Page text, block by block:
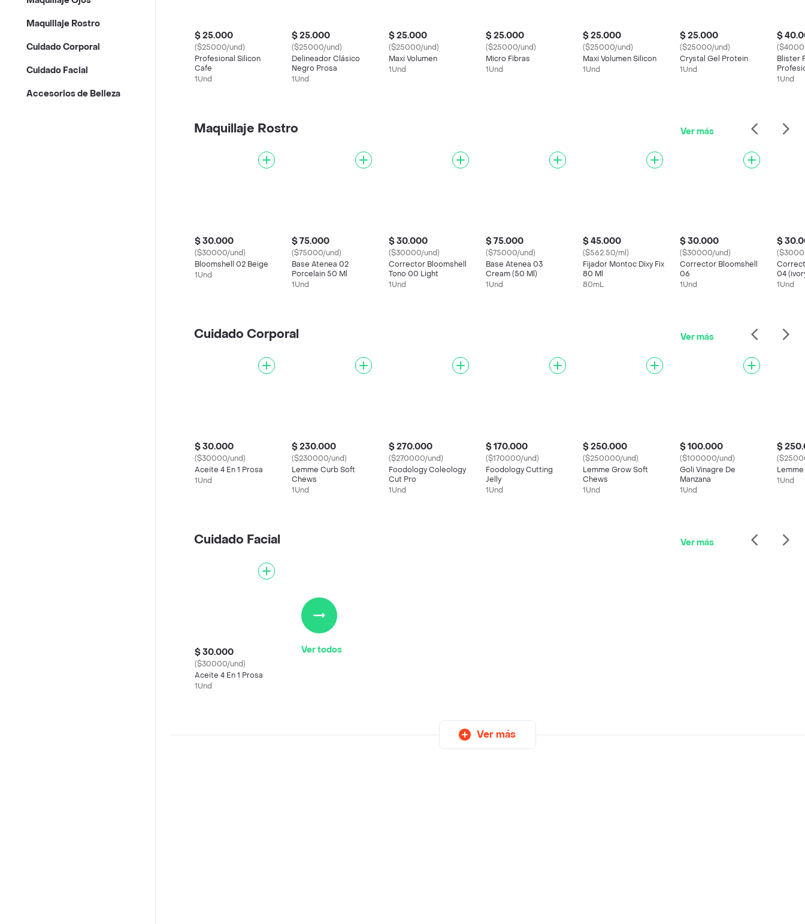
Maquillaje Rostro
Cuidado Corporal
Cuidado Facial
Accesorios de Belleza
$ 25.000
($25000/und)
Profesional Silicon
Cafe
1Und
$ 25.000
($25000/und)
Delineador Clásico
Negro Prosa
1Und
$ 25.000
($25000/und)
Maxi Volumen
1Und
$ 25.000
($25000/und)
Micro Fibras
1Und
$ 25.000
($25000/und)
Maxi Volumen Silicon
1Und
$ 25.000
($25000/und)
Crystal Gel Protein
1Und
$
Blister
1Und
Maquillaje Rostro Ver más
$ 30.000
($30000/und)
Bloomshell 02 Beige
1Und
$ 75.000
($75000/und)
Base Atenea 02
Porcelain 50 Ml
1Und
$ 30.000
($30000/und)
Corrector Bloomshell
Tono 00 Light
1Und
$ 75.000
($75000/und)
Base Atenea 03
Cream (50 Ml)
1Und
$ 45.000
($562.50/ml)
Fijador Montoc Dixy Fix
80 Ml
80mL
$ 30.000
($30000/und)
Corrector Bloomshell
06
1Und
$
04
1Und
Cuidado Corporal Ver más
$ 30.000
($30000/und)
Aceite 4 En 1 Prosa
1Und
$ 230.000
($230000/und)
Lemme Curb Soft
Chews
1Und
$ 270.000
($270000/und)
Foodology Coleology
Cut Pro
1Und
$ 170.000
($170000/und)
Foodology Cutting
Jelly
1Und
$ 250.000
($250000/und)
Lemme Grow Soft
Chews
1Und
$ 100.000
($100000/und)
Goli Vinagre De
Manzana
1Und
$
1Und
Cuidado Facial Ver más
$ 30.000
($30000/und)
Aceite 4 En 1 Prosa
1Und
Ver todos
Ver más